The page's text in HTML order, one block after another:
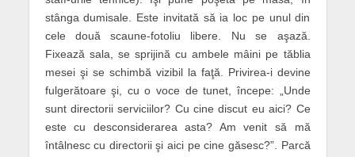
stânga dumisale. Este invitată să ia loc pe unul din
cele două scaune-fotoliu libere. Nu se aşază.
Fixează sala, se sprijină cu ambele mâini pe tăblia
mesei şi se schimbă vizibil la faţă. Privirea-i devine
fulgerătoare şi, cu o voce de tunet, începe: „Unde
sunt directorii serviciilor? Cu cine discut eu aici? Ce
este cu desconsiderarea asta? Am venit să mă
întâlnesc cu directorii şi aici pe cine găsesc?”. Parcă